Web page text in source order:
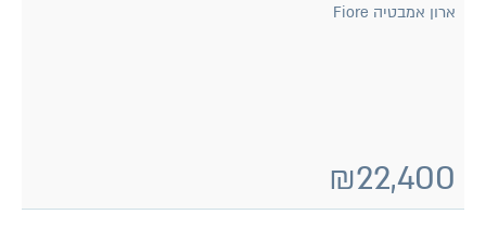
ארון אמבטיה Fiore
₪22,400